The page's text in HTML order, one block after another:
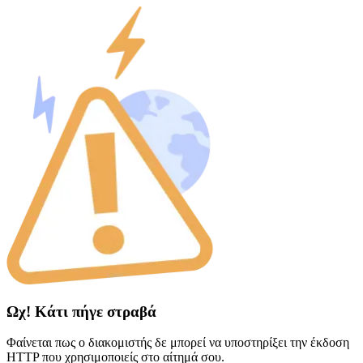
Ωχ! Κάτι πήγε στραβά
Φαίνεται πως ο διακομιστής δε μπορεί να υποστηρίξει την έκδοση
HTTP που χρησιμοποιείς στο αίτημά σου.